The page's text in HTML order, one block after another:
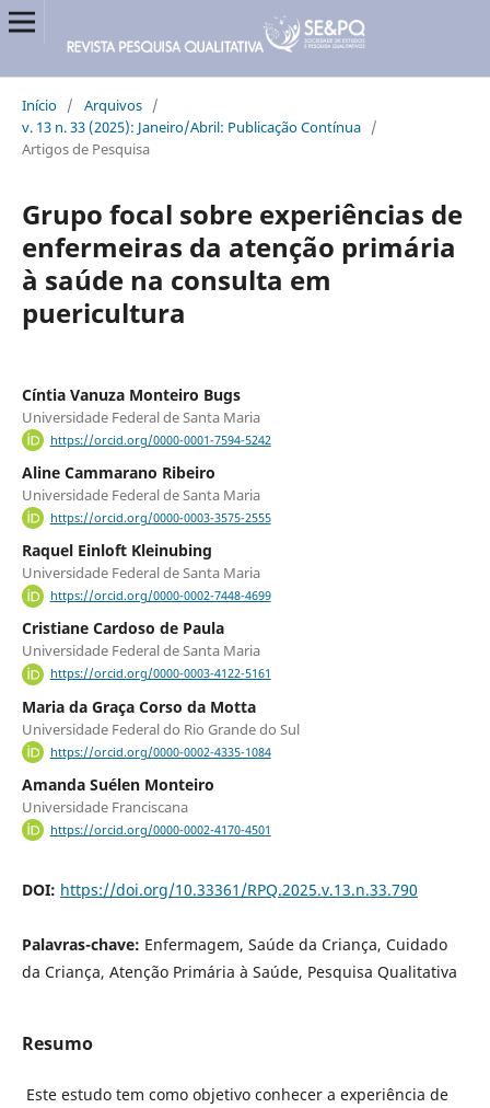
Início / Arquivos /
v. 13 n. 33 (2025): Janeiro/Abril: Publicação Contínua /
Artigos de Pesquisa
Grupo focal sobre experiências de
enfermeiras da atenção primária
à saúde na consulta em
puericultura
Cíntia Vanuza Monteiro Bugs
Universidade Federal de Santa Maria
https://orcid.org/0000-0001-7594-5242
Aline Cammarano Ribeiro
Universidade Federal de Santa Maria
https://orcid.org/0000-0003-3575-2555
Raquel Einloft Kleinubing
Universidade Federal de Santa Maria
https://orcid.org/0000-0002-7448-4699
Cristiane Cardoso de Paula
Universidade Federal de Santa Maria
https://orcid.org/0000-0003-4122-5161
Maria da Graça Corso da Motta
Universidade Federal do Rio Grande do Sul
https://orcid.org/0000-0002-4335-1084
Amanda Suélen Monteiro
Universidade Franciscana
https://orcid.org/0000-0002-4170-4501
DOI: https://doi.org/10.33361/RPQ.2025.v.13.n.33.790
Palavras-chave: Enfermagem, Saúde da Criança, Cuidado
da Criança, Atenção Primária à Saúde, Pesquisa Qualitativa
Resumo
Este estudo tem como objetivo conhecer a experiência de